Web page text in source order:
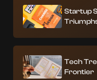
Startup
Tech
Frontier